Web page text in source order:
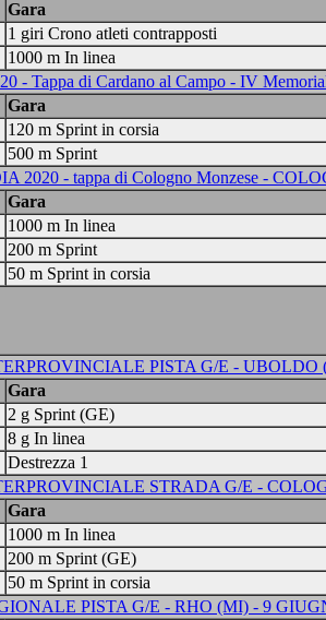
Gara
1 giri Crono atleti contrapposti
1000 m In linea
- Tappa di Cardano al Campo - IV
Gara
120 m Sprint in corsia
500 m Sprint
2020 - tappa di Cologno Monzese -
Gara
1000 m In linea
200 m Sprint
50 m Sprint in corsia
PISTA G/E - UBOLDO
Gara
2 g Sprint (GE)
8 g In linea
Destrezza 1
STRADA G/E -
Gara
1000 m In linea
200 m Sprint (GE)
50 m Sprint in corsia
PISTA G/E - RHO (MI) - 9